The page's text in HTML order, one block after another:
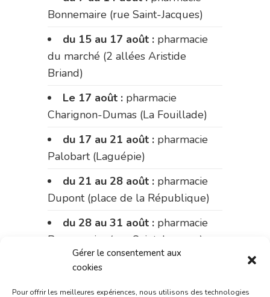
Gérer le consentement aux
cookies
Pour offrir les meilleures expériences, nous utilisons des technologies
Bonnemaire (rue Saint-Jacques)
du 15 au 17 août : pharmacie
du marché (2 allées Aristide
Briand)
Le 17 août : pharmacie
Charignon-Dumas (La Fouillade)
du 17 au 21 août : pharmacie
Palobart (Laguépie)
du 21 au 28 août : pharmacie
Dupont (place de la République)
du 28 au 31 août : pharmacie
Bonnemaire (rue Saint-Jacques)
Du 31 août au 4 septembre :